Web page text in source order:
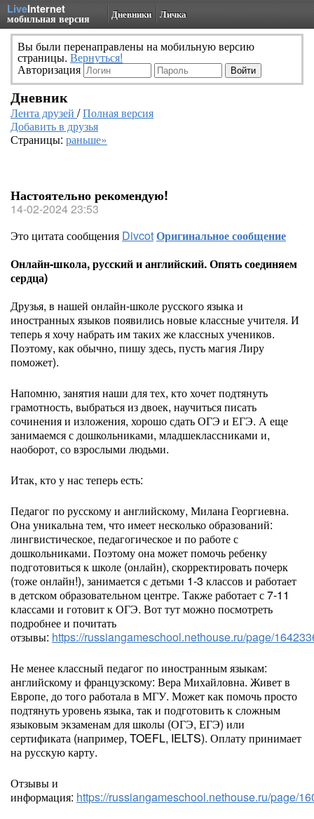
LiveInternet
мобильная версия Дневники Личка
Вы были перенаправлены на мобильную версию
страницы. Вернуться!
Авторизация
Дневник
Лента друзей /Полная версия
Добавить в друзья
Страницы: раньше»
Настоятельно рекомендую!
14-02-2024 23:53
Это цитата сообщения DivcotОригинальное сообщение
Онлайн-школа, русский и английский. Опять соединяем
сердца)
Друзья, в нашей онлайн-школе русского языка и
иностранных языков появились новые классные учителя. И
теперь я хочу набрать им таких же классных учеников.
Поэтому, как обычно, пишу здесь, пусть магия Лиру
поможет).
Напомню, занятия наши для тех, кто хочет подтянуть
грамотность, выбраться из двоек, научиться писать
сочинения и изложения, хорошо сдать ОГЭ и ЕГЭ. А еще
занимаемся с дошкольниками, младшеклассниками и,
наоборот, со взрослыми людьми.
Итак, кто у нас теперь есть:
Педагог по русскому и английскому, Милана Георгиевна.
Она уникальна тем, что имеет несколько образований:
лингвистическое, педагогическое и по работе с
дошкольниками. Поэтому она может помочь ребенку
подготовиться к школе (онлайн), скорректировать почерк
(тоже онлайн!), занимается с детьми 1-3 классов и работает
в детском образовательном центре. Также работает с 7-11
классами и готовит к ОГЭ. Вот тут можно посмотреть
подробнее и почитать
отзывы: https://russiangameschool.nethouse.ru/page/
Не менее классный педагог по иностранным языкам:
английскому и французскому: Вера Михайловна. Живет в
Европе, до того работала в МГУ. Может как помочь просто
подтянуть уровень языка, так и подготовить к сложным
языковым экзаменам для школы (ОГЭ, ЕГЭ) или
сертификата (например, TOEFL, IELTS). Оплату принимает
на русскую карту.
Отзывы и
информация: https://russiangameschool.nethouse.ru/page/